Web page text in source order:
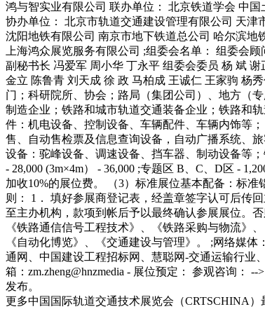
鸿与智实业有限公司 联办单位： 北京铁道学会 中
协办单位： 北京市轨道交通建设管理有限公司 天
沈阳地铁有限公司 南京市地下铁道总公司 哈尔滨地
上海鸿众展览服务有限公司 ;组委会名单： 组委会
副秘书长 冯爱军 周小华 丁永平 组委会委员 杨 斌
金立 陈鲁青 刘天成 徐 政 马柏成 王诚仁 王家驹 杨
门；科研院所、协会；路局（集团公司）、地方（
制造企业；铁路和城市轨道交通装备企业；铁路和
件：机电设备、控制设备、车辆配件、车辆内饰等
售、自动售检票及信息查询设备，自动广播系统、
设备：驼峰设备、调速设备、挡车器、制动设备等
- 28,000 (3m×4m） - 36,000 ;专题区 B、C、D区 -
加收10%的展位费。 （3）标准展位基本配备：标
则： 1． 填好参展商登记表，经盖章签字认可后传
至主办机构，款项到帐后予以最终确认参展展位。
《铁路通信信号工程技术》、《铁路采购与物流》
《自动化博览》、《交通建设与管理》。 ;网络媒
通网、中国建设工程招标网、慧聪网-交通运输行业
箱：zm.zheng@hnzmedia - 展位预定： 参观咨询
发布。
更多中国国际轨道交通技术展览会（CRTSCHINA